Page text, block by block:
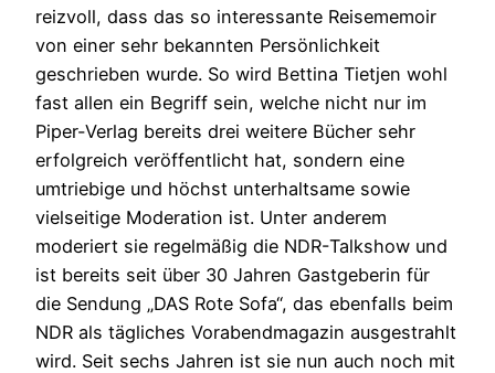
reizvoll, dass das so interessante Reisememoir
von einer sehr bekannten Persönlichkeit
geschrieben wurde. So wird Bettina Tietjen wohl
fast allen ein Begriff sein, welche nicht nur im
Piper-Verlag bereits drei weitere Bücher sehr
erfolgreich veröffentlicht hat, sondern eine
umtriebige und höchst unterhaltsame sowie
vielseitige Moderation ist. Unter anderem
moderiert sie regelmäßig die NDR-Talkshow und
ist bereits seit über 30 Jahren Gastgeberin für
die Sendung „DAS Rote Sofa“, das ebenfalls beim
NDR als tägliches Vorabendmagazin ausgestrahlt
wird. Seit sechs Jahren ist sie nun auch noch mit